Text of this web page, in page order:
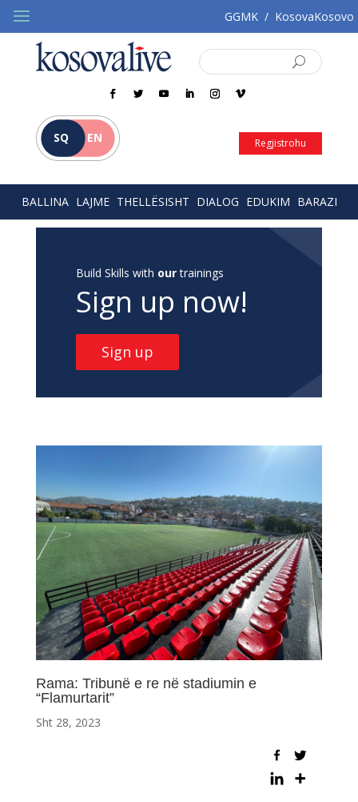
GGMK / KosovaKosovo
SQ EN Regjistrohu
BALLINA LAJME THELLËSISHT DIALOG EDUKIM BARAZI
Build Skills with ourtrainings
Sign up now!
Sign up
Rama: Tribunë e re në stadiumin e
“Flamurtarit”
Sht 28, 2023